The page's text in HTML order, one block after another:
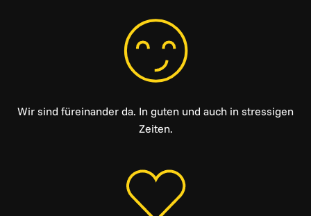
Wir sind füreinander da. In guten und auch in stressigen
Zeiten.